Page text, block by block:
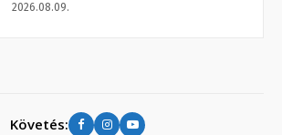
2026.08.09.
Követés: